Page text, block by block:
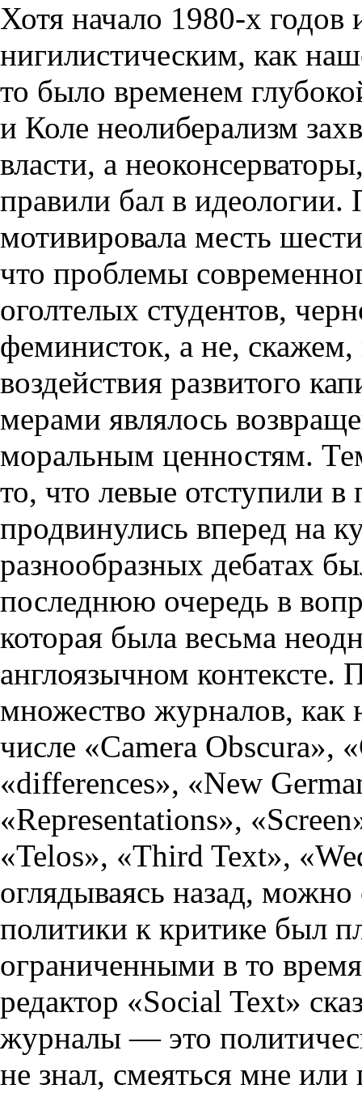
Хотя начало 1980-х
нигилистическим, как
то было временем
и Коле неолиберализм
власти, а
правили бал в идеологии.
мотивировала месть
что проблемы
оголтелых студентов,
феминисток, а не, скажем,
воздействия развитого
мерами являлось
моральным ценностям.
то, что левые отступили
продвинулись вперед на
разнообразных дебатах
последнюю очередь в
которая была весьма
англоязычном контексте.
множество журналов, как
числе «Camera
«differences», «New
«Representations»,
«Telos», «Third Text»,
оглядываясь назад, можно
политики к критике был
ограниченными в то
редактор «Social Text»
журналы — это
не знал, смеяться мне или